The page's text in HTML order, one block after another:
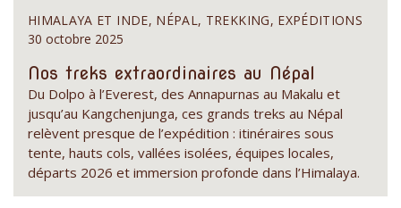
HIMALAYA ET INDE, NÉPAL, TREKKING, EXPÉDITIONS
30 octobre 2025
Nos treks extraordinaires au Népal
Du Dolpo à l’Everest, des Annapurnas au Makalu et
jusqu’au Kangchenjunga, ces grands treks au Népal
relèvent presque de l’expédition : itinéraires sous
tente, hauts cols, vallées isolées, équipes locales,
départs 2026 et immersion profonde dans l’Himalaya.